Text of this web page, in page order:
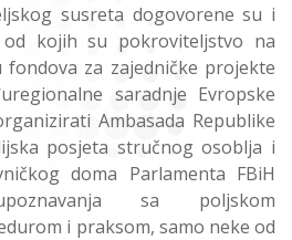
susreta dogovorene su i
kojih su pokroviteljstvo na
za zajedničke projekte
saradnje Evropske
Ambasada Republike
posjeta stručnog osoblja i
doma Parlamenta FBiH
sa poljskom
i praksom, samo neke od